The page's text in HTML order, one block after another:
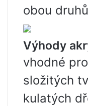
obou
Výhody
vhodné
složitých
kulatých